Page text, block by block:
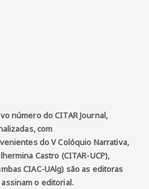
número do CITAR Journal,
com
do V Colóquio Narrativa,
Castro (CITAR-UCP),
CIAC-UAlg) são as editoras
o editorial.